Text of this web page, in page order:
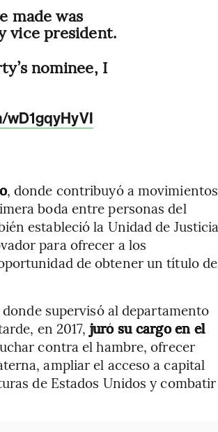
made was
vice president.
nominee, I
, donde contribuyó a movimientos
boda entre personas del
estableció la Unidad de Justicia
para ofrecer a los
de obtener un título de
supervisó al departamento
en 2017, juró su cargo en el
contra el hambre, ofrecer
ampliar el acceso a capital
de Estados Unidos y combatir